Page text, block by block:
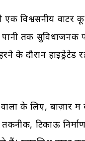
विश्वसनीय वाटर
तक सुविधाजनक
के दौरान
के लिए, बाज़ार में
टिकाऊ